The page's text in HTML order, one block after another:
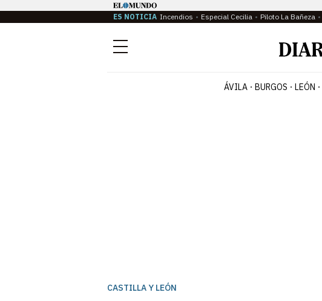
ES NOTICIA Incendios Especial Cecilia Piloto La Bañeza
Menú
ÁVILA BURGOS LEÓN
CASTILLA Y LEÓN